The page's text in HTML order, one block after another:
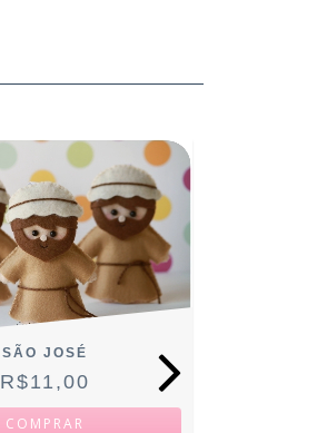
SÃO JOSÉ
R$11,00